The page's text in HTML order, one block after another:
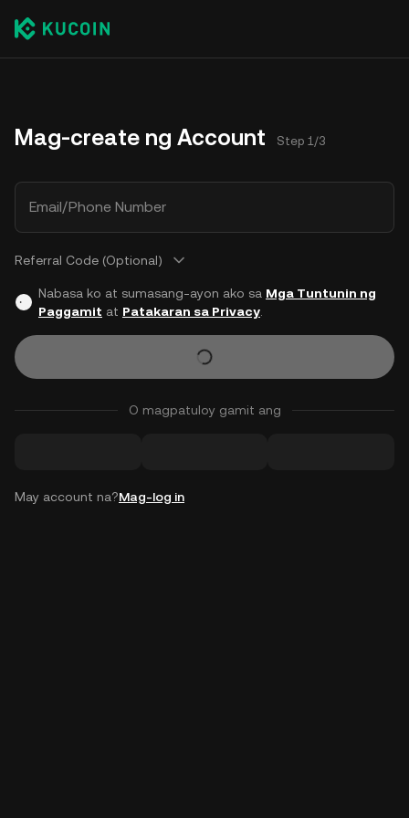
Mag-create ng Account Step 1/3
Email/Phone Number
Referral Code (Optional)
Nabasa ko at sumasang-ayon ako sa Mga Tuntunin ng
Paggamit at Patakaran sa Privacy.
O magpatuloy gamit ang
May account na?Mag-log in